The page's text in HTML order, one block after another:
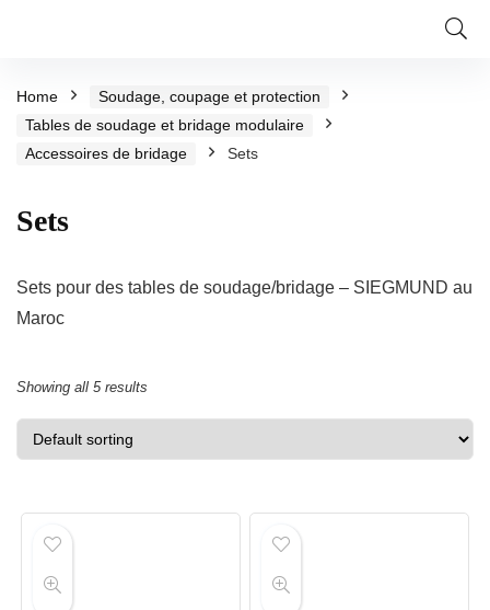
Home
Soudage, coupage et protection
Tables de soudage et bridage modulaire
Accessoires de bridage
Sets
Sets
Sets pour des tables de soudage/bridage – SIEGMUND au
Maroc
Showing all 5 results